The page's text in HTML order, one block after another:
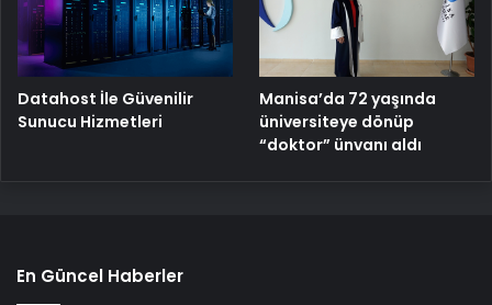
Datahost İle Güvenilir
Sunucu Hizmetleri
Manisa’da 72 yaşında
üniversiteye dönüp
“doktor” ünvanı aldı
En Güncel Haberler